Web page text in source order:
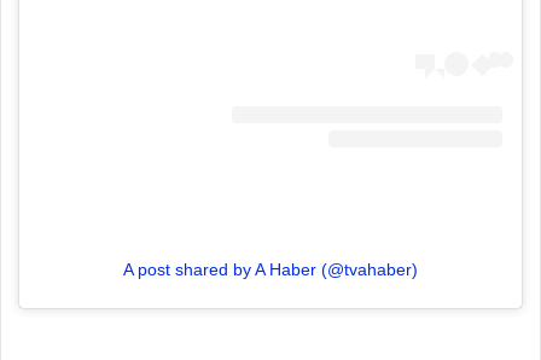
A post shared by A Haber (@tvahaber)